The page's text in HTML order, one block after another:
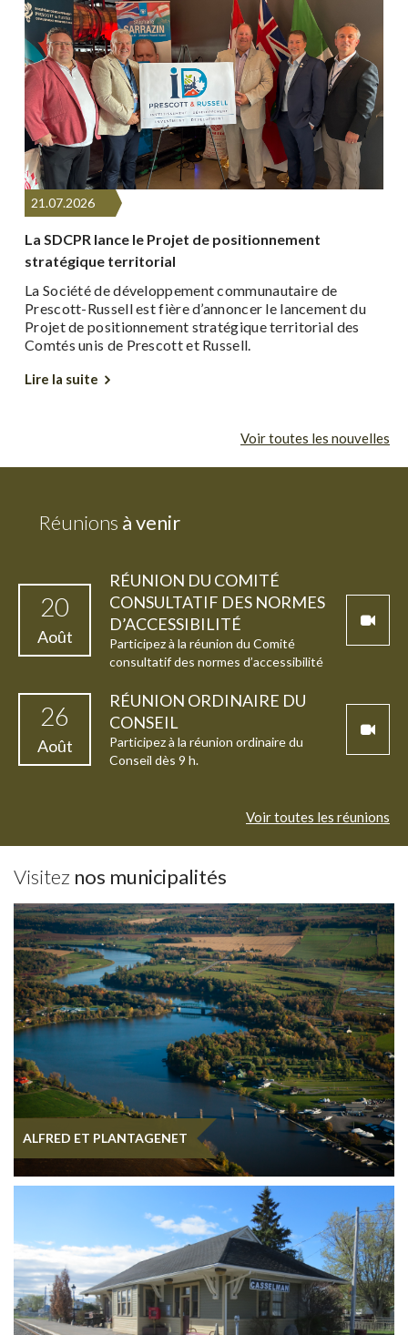
21.07.2026
La SDCPR lance le Projet de positionnement
stratégique territorial
La Société de développement communautaire de
Prescott-Russell est fière d’annoncer le lancement du
Projet de positionnement stratégique territorial des
Comtés unis de Prescott et Russell.
Lire la suite
Voir toutes les nouvelles
Réunions à venir
20
Août
RÉUNION DU COMITÉ
CONSULTATIF DES NORMES
D’ACCESSIBILITÉ
Participez à la réunion du Comité
consultatif des normes d’accessibilité
26
Août
RÉUNION ORDINAIRE DU
CONSEIL
Participez à la réunion ordinaire du
Conseil dès 9 h.
Voir toutes les réunions
Visitez nos municipalités
ALFRED ET PLANTAGENET